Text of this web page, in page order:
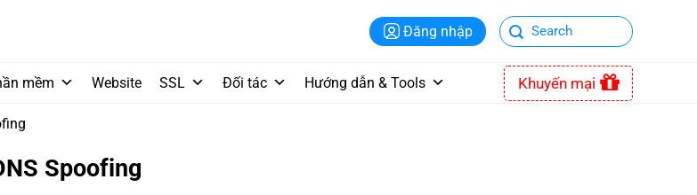
Đăng nhập
mềm Website SSL Đối tác Hướng dẫn & Tools Khuyến mại
Spoofing